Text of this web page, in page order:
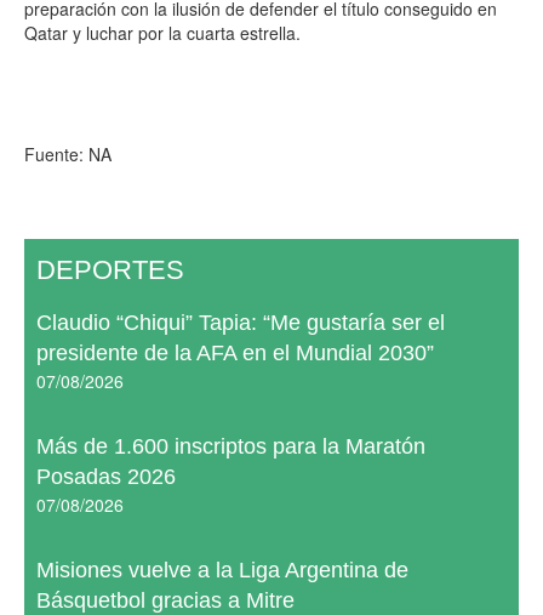
preparación con la ilusión de defender el título conseguido en
Qatar y luchar por la cuarta estrella.
Fuente: NA
DEPORTES
Claudio “Chiqui” Tapia: “Me gustaría ser el
presidente de la AFA en el Mundial 2030”
07/08/2026
Más de 1.600 inscriptos para la Maratón
Posadas 2026
07/08/2026
Misiones vuelve a la Liga Argentina de
Básquetbol gracias a Mitre